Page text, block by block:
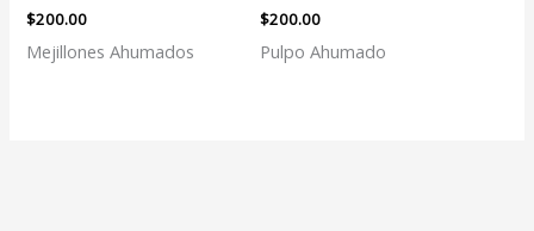
$200.00
Mejillones Ahumados
$200.00
Pulpo Ahumado